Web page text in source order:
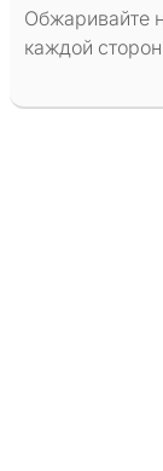
Обжаривайте
каждой